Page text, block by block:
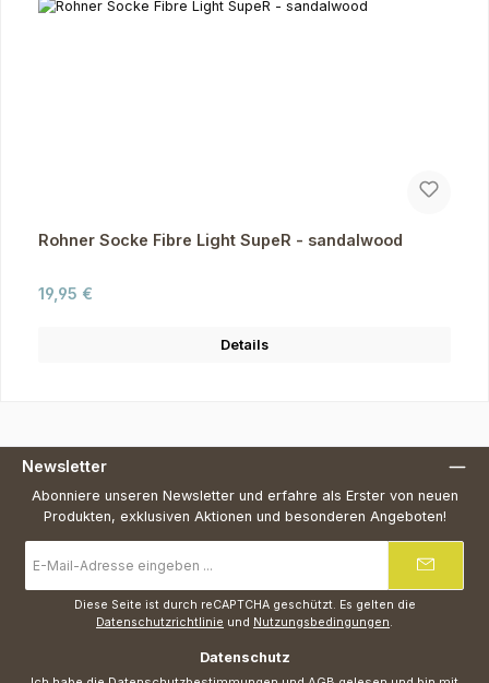
Rohner Socke Fibre Light SupeR - sandalwood
Regulärer Preis:
19,95 €
Details
Newsletter
Abonniere unseren Newsletter und erfahre als Erster von neuen
Produkten, exklusiven Aktionen und besonderen Angeboten!
Mail-
Adresse
Diese Seite ist durch reCAPTCHA geschützt. Es gelten die
Datenschutzrichtlinie und Nutzungsbedingungen.
Datenschutz